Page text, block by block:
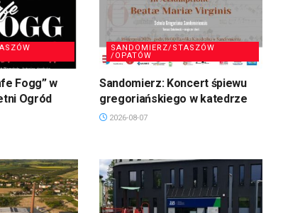
Fogg” w
Ogród
SANDOMIERZ/STASZÓW
/OPATÓW
Sandomierz: Koncert śpiewu
gregoriańskiego w katedrze
2026-08-07